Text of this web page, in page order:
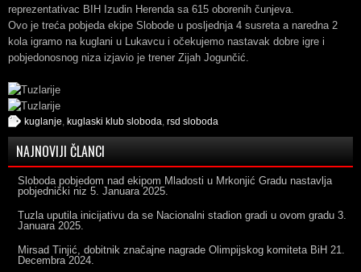
reprezentativac BIH Izudin Herenda sa 615 oborenih čunjeva.
Ovo je treća pobjeda ekipe Slobode u posljednja 4 susreta a naredna 2
kola igramo na kuglani u Lukavcu i očekujemo nastavak dobre igre i
pobjedonosnog niza izjavio je trener Zijah Jogunčić.
kuglanje kuglaski klub sloboda rsd sloboda
NAJNOVIJI ČLANCI
Sloboda pobjedom nad ekipom Mladosti u Mrkonjić Gradu nastavlja
pobjednički niz 5. Januara 2025.
Tuzla uputila inicijativu da se Nacionalni stadion gradi u ovom gradu 3.
Januara 2025.
Mirsad Tinjić, dobitnik značajne nagrade Olimpijskog komiteta BiH 21.
Decembra 2024.